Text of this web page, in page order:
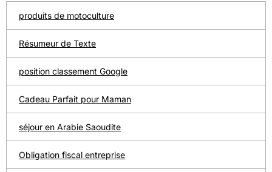
produits de motoculture
Résumeur de Texte
position classement Google
Cadeau Parfait pour Maman
séjour en Arabie Saoudite
Obligation fiscal entreprise